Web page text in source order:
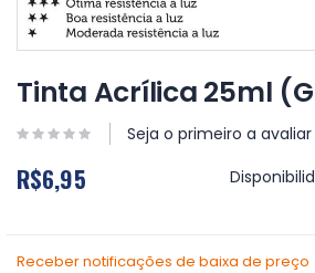
para
o
da
de
Tinta Acrílica 25ml
Seja o primeiro a
R$6,95
Receber notificações de baixa de preço